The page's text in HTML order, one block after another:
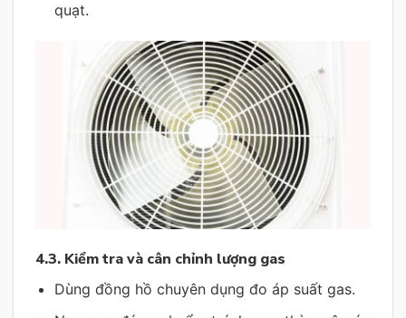
quạt.
4.3. Kiểm tra và cân chỉnh lượng gas
Dùng đồng hồ chuyên dụng đo áp suất gas.